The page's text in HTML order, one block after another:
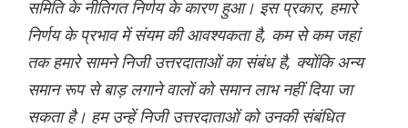
समिति के नीतिगत निर्णय के कारण हुआ। इस प्रकार, हमारे
निर्णय के प्रभाव में संयम की आवश्यकता है, कम से कम जहां
तक हमारे सामने निजी उत्तरदाताओं का संबंध है, क्योंकि अन्य
समान रूप से बाड़ लगाने वालों को समान लाभ नहीं दिया जा
सकता है। हम उन्हें निजी उत्तरदाताओं को उनकी संबंधित